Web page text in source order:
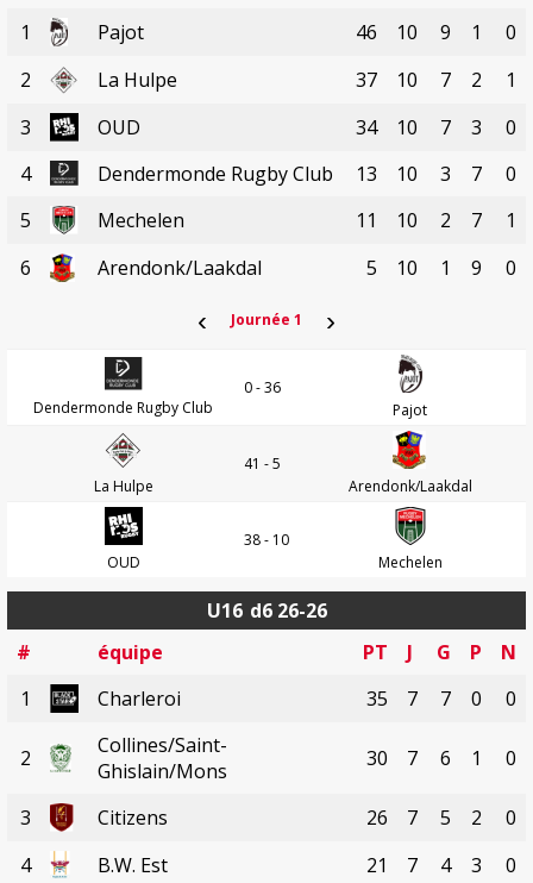
1
Pajot 46 10 9 1
0
2
La Hulpe 37 10 7 2
1
3
OUD 34 10 7 3
0
4
Dendermonde Rugby Club 13 10 3 7
0
5
Mechelen 11 10 2 7
1
6
Arendonk/Laakdal 5 10 1 9 0
‹ Journée 1 ›
Dendermonde Rugby Club
0 - 36
Pajot
La Hulpe
41 - 5
Arendonk/Laakdal
OUD
38 - 10
Mechelen
U16 d6 26-26
#
équipe PT J G P
N
1
Charleroi 35 7 7 0 0
2
Collines/Saint-
Ghislain/Mons
30 7 6 1 0
3 Citizens 26 7 5 2
0
4
B.W. Est 21 7 4 3
0